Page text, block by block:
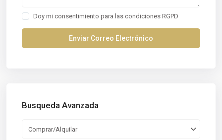
Doy mi consentimiento para lascondiciones RGPD
Busqueda Avanzada
Comprar/Alquilar